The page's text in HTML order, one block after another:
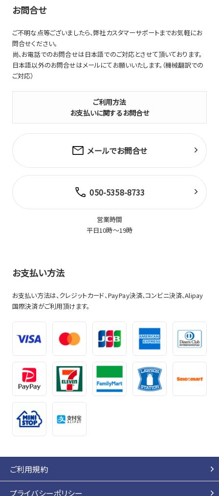
お問合せ
ご不明な点等ございましたら、弊社カスタマーサポートまでお気軽にお
問合せください。
尚、お電話でのお問合せは日本語でのご対応とさせて頂いております。
日本語以外のお問合せはメールにてお願いいたします。（機械翻訳での
ご対応）
ご利用方法
お支払いに関するお問合せ
メールでお問合せ
050-5358-8733
営業時間
平日10時～19時
お支払い方法
お支払い方法は、クレジットカード、PayPay決済、コンビニ決済、Alipay
国際決済がご利用頂けます。
ご利用規約
プライバシーポリシー